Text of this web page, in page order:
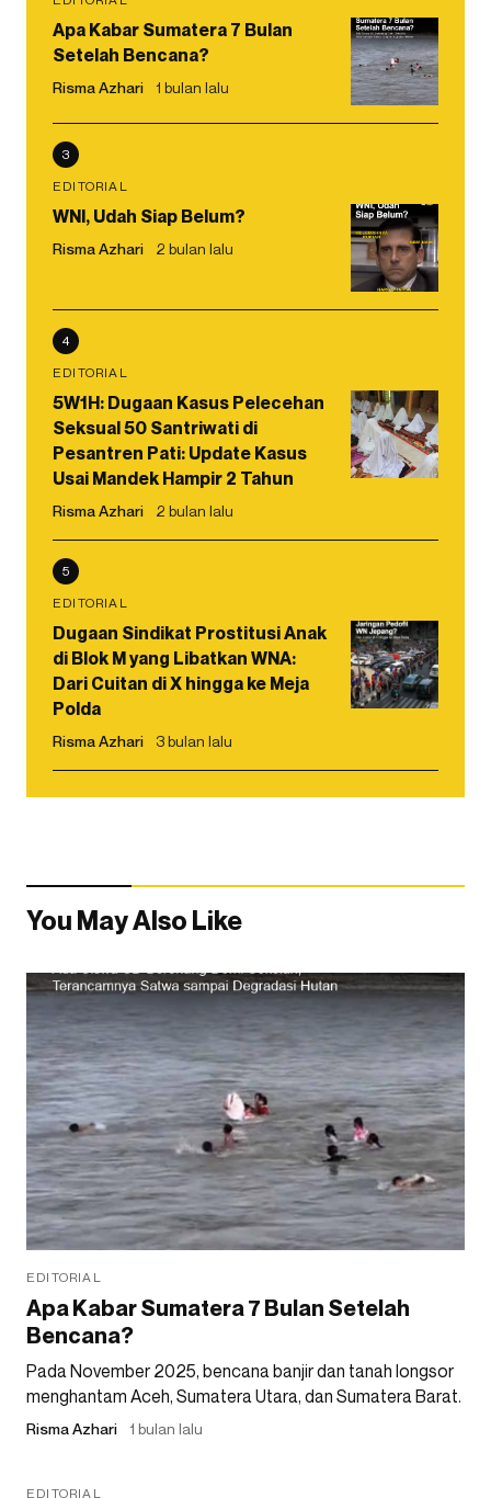
Apa Kabar Sumatera 7 Bulan
Setelah Bencana?
Risma Azhari 1 bulan lalu
3
EDITORIAL
WNI, Udah Siap Belum?
Risma Azhari 2 bulan lalu
4
EDITORIAL
5W1H: Dugaan Kasus Pelecehan
Seksual 50 Santriwati di
Pesantren Pati: Update Kasus
Usai Mandek Hampir 2 Tahun
Risma Azhari 2 bulan lalu
5
EDITORIAL
Dugaan Sindikat Prostitusi Anak
di Blok M yang Libatkan WNA:
Dari Cuitan di X hingga ke Meja
Polda
Risma Azhari 3 bulan lalu
You May Also Like
EDITORIAL
Apa Kabar Sumatera 7 Bulan Setelah
Bencana?
Pada November 2025, bencana banjir dan tanah longsor
menghantam Aceh, Sumatera Utara, dan Sumatera Barat.
Risma Azhari 1 bulan lalu
EDITORIAL